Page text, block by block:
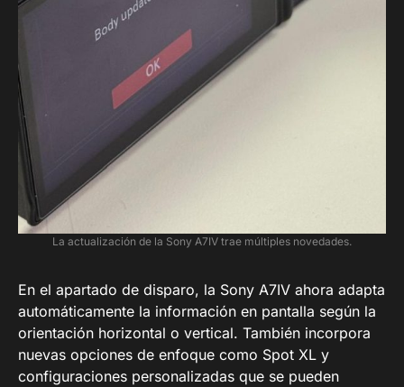
La actualización de la Sony A7IV trae múltiples novedades.
En el apartado de disparo, la Sony A7IV ahora adapta
automáticamente la información en pantalla según la
orientación horizontal o vertical. También incorpora
nuevas opciones de enfoque como Spot XL y
configuraciones personalizadas que se pueden